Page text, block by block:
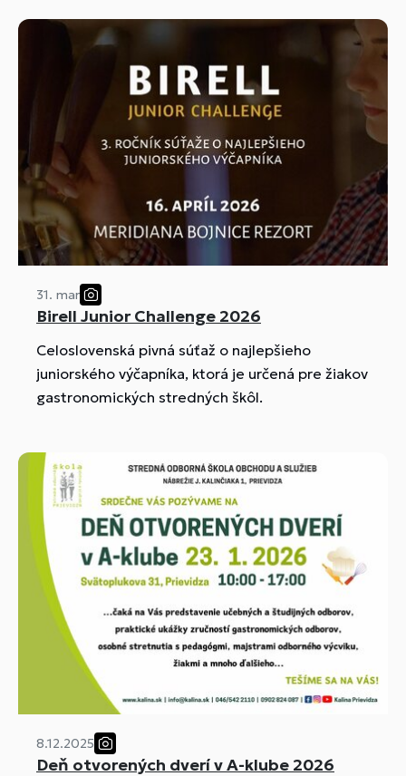
31. mar
Birell Junior Challenge 2026
Celoslovenská pivná súťaž o najlepšieho
juniorského výčapníka, ktorá je určená pre žiakov
gastronomických stredných škôl.
8.12.2025
Deň otvorených dverí v A-klube 2026